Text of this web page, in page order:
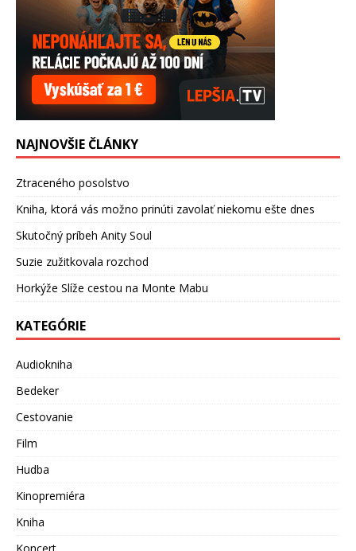
NAJNOVŠIE ČLÁNKY
Ztraceného posolstvo
Kniha, ktorá vás možno prinúti zavolať niekomu ešte dnes
Skutočný príbeh Anity Soul
Suzie zužitkovala rozchod
Horkýže Slíže cestou na Monte Mabu
KATEGÓRIE
Audiokniha
Bedeker
Cestovanie
Film
Hudba
Kinopremiéra
Kniha
Koncert